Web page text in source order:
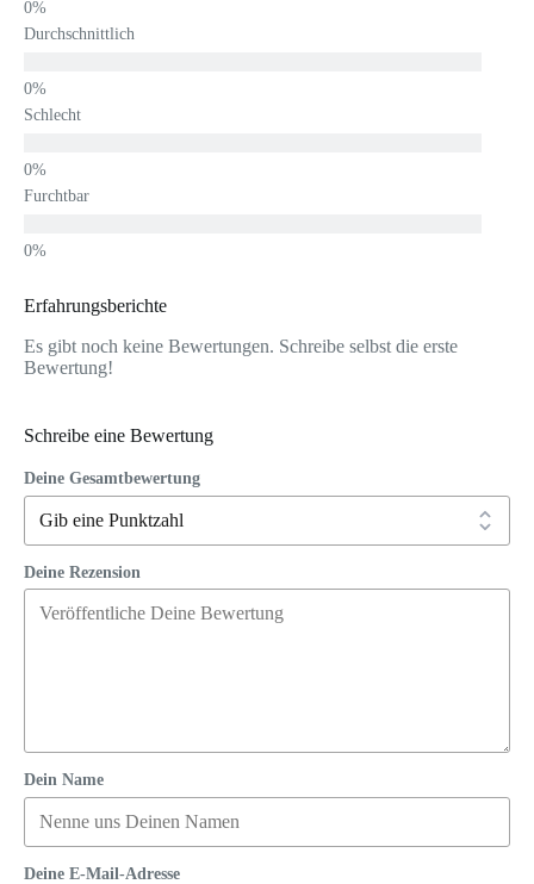
Durchschnittlich
Schlecht
Furchtbar
Erfahrungsberichte
Es gibt noch keine Bewertungen. Schreibe selbst die erste
Bewertung!
Schreibe eine Bewertung
Deine Gesamtbewertung
Deine Rezension
Dein Name
Deine E-Mail-Adresse